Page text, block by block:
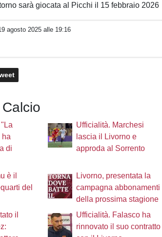
sarà giocata al Picchi il 15 febbraio 2026
agosto 2025 alle 19:16
ha
di
Ufficialità. Marchesi
lascia il Livorno e
approda al Sorrento
è il
del
Livorno, presentata la
campagna abbonamenti
della prossima stagione
il
Ufficialità. Falasco ha
rinnovato il suo contratto